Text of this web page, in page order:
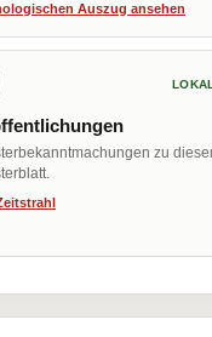
Auszug ansehen
zu